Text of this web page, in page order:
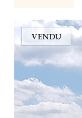
VENDU